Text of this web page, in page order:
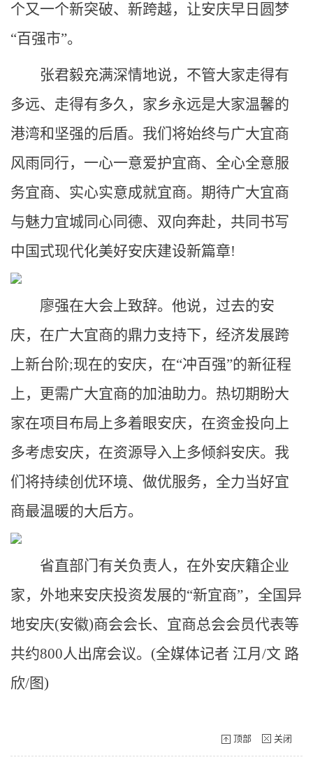
个又一个新突破、新跨越，让安庆早日圆梦
“百强市”。
张君毅充满深情地说，不管大家走得有
多远、走得有多久，家乡永远是大家温馨的
港湾和坚强的后盾。我们将始终与广大宜商
风雨同行，一心一意爱护宜商、全心全意服
务宜商、实心实意成就宜商。期待广大宜商
与魅力宜城同心同德、双向奔赴，共同书写
中国式现代化美好安庆建设新篇章!
廖强在大会上致辞。他说，过去的安
庆，在广大宜商的鼎力支持下，经济发展跨
上新台阶;现在的安庆，在“冲百强”的新征程
上，更需广大宜商的加油助力。热切期盼大
家在项目布局上多着眼安庆，在资金投向上
多考虑安庆，在资源导入上多倾斜安庆。我
们将持续创优环境、做优服务，全力当好宜
商最温暖的大后方。
省直部门有关负责人，在外安庆籍企业
家，外地来安庆投资发展的“新宜商”，全国异
地安庆(安徽)商会会长、宜商总会会员代表等
共约800人出席会议。(全媒体记者 江月/文 路
欣/图)
顶部 关闭